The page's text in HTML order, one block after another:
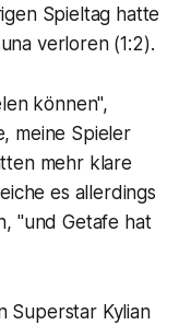
Spieltag hatte
verloren (1:2).
können",
meine Spieler
mehr klare
es allerdings
"und Getafe hat
Superstar Kylian